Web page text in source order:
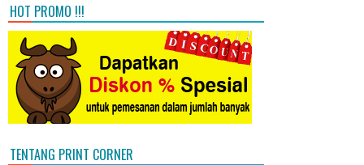
HOT PROMO !!!
TENTANG PRINT CORNER